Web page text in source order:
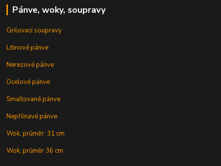
Pánve, woky, soupravy
Grilovací soupravy
Litinové pánve
Nerezové pánve
Ocelové pánve
Smaltované pánve
Nepřilnavé pánve
Wok, průměr: 31 cm
Wok, průměr 36 cm